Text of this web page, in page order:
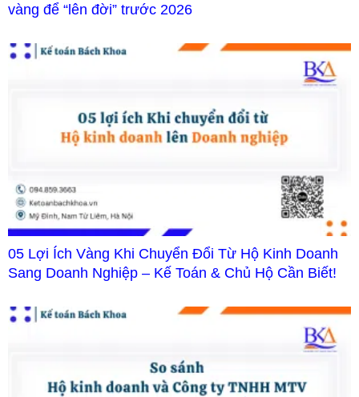
vàng để “lên đời” trước 2026
05 Lợi Ích Vàng Khi Chuyển Đổi Từ Hộ Kinh Doanh
Sang Doanh Nghiệp – Kế Toán & Chủ Hộ Cần Biết!